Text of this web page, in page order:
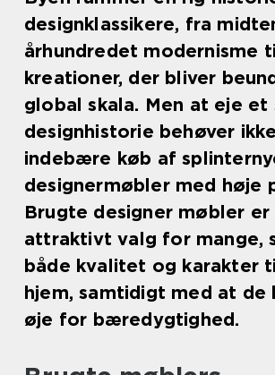
designklassikere, fra
århundredet modernisme
kreationer, der bliver
global skala. Men at eje et
designhistorie behøver
indebære køb af
designermøbler med høje
Brugte designer møbler er
attraktivt valg for mange,
både kvalitet og karakter
hjem, samtidigt med at de
øje for bæredygtighed.